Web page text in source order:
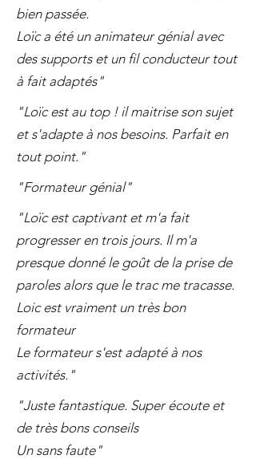
bien passée.
Loïc a été un animateur génial avec
des supports et un fil conducteur tout
à fait adaptés"
"Loïc est au top ! il maitrise son sujet
et s'adapte à nos besoins. Parfait en
tout point."
"Formateur génial"
"Loïc est captivant et m'a fait
progresser en trois jours. Il m'a
presque donné le goût de la prise de
paroles alors que le trac me tracasse.
Loic est vraiment un très bon
formateur
Le formateur s'est adapté à nos
activités."
"Juste fantastique. Super écoute et
de très bons conseils
Un sans faute"